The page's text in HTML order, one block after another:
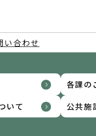
い合わせ
各課の
いて
公共施